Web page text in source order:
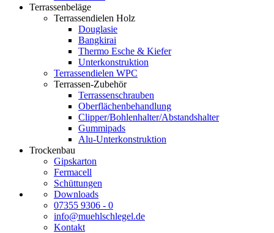
Terrassenbeläge
Terrassendielen Holz
Douglasie
Bangkirai
Thermo Esche & Kiefer
Unterkonstruktion
Terrassendielen WPC
Terrassen-Zubehör
Terrassenschrauben
Oberflächenbehandlung
Clipper/Bohlenhalter/Abstandshalter
Gummipads
Alu-Unterkonstruktion
Trockenbau
Gipskarton
Fermacell
Schüttungen
Downloads
07355 9306 - 0
info@muehlschlegel.de
Kontakt